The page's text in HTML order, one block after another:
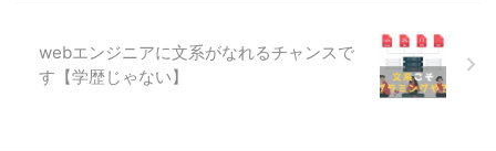
webエンジニアに文系がなれるチャンスで
す【学歴じゃない】